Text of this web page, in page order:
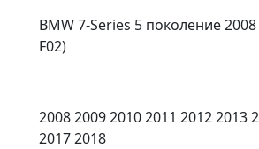
ВМW 7-Series 5 поколениe 2008
F02)
2008 2009 2010 2011 2012 2013
2017 2018